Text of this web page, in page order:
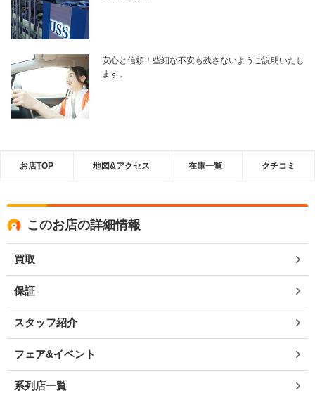
安心と信頼！些細な不安も残さないようご説明いたし
ます。
お店TOP 地図&アクセス 在庫一覧 クチコミ
このお店の詳細情報
買取
保証
スタッフ紹介
フェア&イベント
系列店一覧